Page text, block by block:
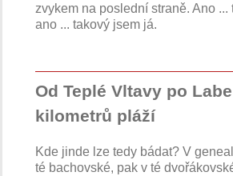
zvykem na poslední straně. Ano ...
ano ... takový jsem já.
Od Teplé Vltavy po
kilometrů pláží
Kde jinde lze tedy bádat? V
té bachovské, pak v té